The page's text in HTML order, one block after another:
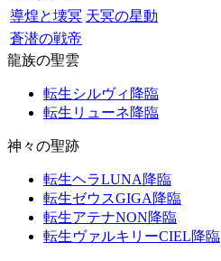
導煌と壊冥 天冥の星動
蒼潜の戦帝
龍族の聖雲
転生シルヴィ降臨
転生リューネ降臨
神々の聖跡
転生ヘラLUNA降臨
転生ゼウスGIGA降臨
転生アテナNON降臨
転生ヴァルキリーCIEL降臨